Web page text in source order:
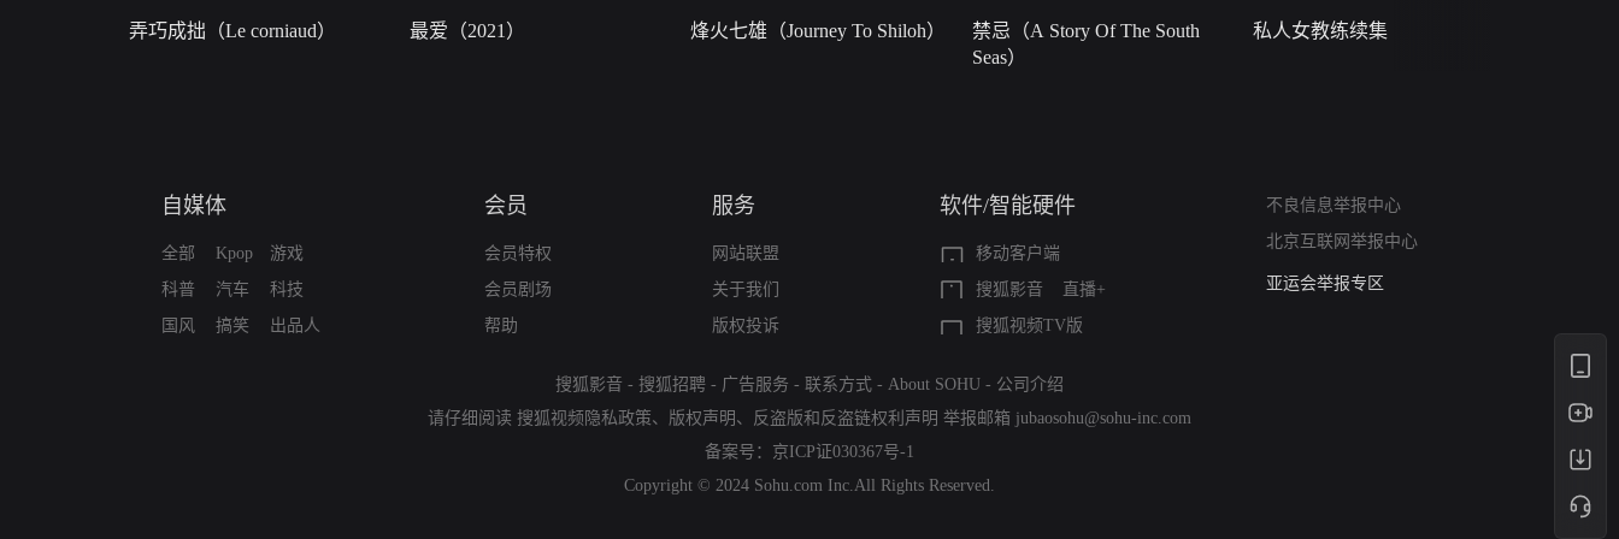
弄巧成拙（Le corniaud） 最爱（2021） 烽火七雄（Journey To Shiloh）
禁忌（A Story Of The South
Seas）
私人女教练续集
自媒体
全部
科普
国风
Kpop
汽车
搞笑
游戏
科技
出品人
会员
会员特权
会员剧场
帮助
服务
网站联盟
关于我们
版权投诉
软件/智能硬件
移动客户端
搜狐影音
直播+
搜狐视频TV版
不良信息举报中心
北京互联网举报中心
算法推荐专项举报
亚运会举报专区
搜狐影音 - 搜狐招聘 - 广告服务 - 联系方式 - About SOHU - 公司介绍
请仔细阅读 搜狐视频隐私政策、 版权声明 、 反盗版和反盗链权利声明 举报邮箱 jubaosohu@sohu-inc.com
备案号： 京ICP证030367号-1
Copyright © 2024 Sohu.com Inc.All Rights Reserved.